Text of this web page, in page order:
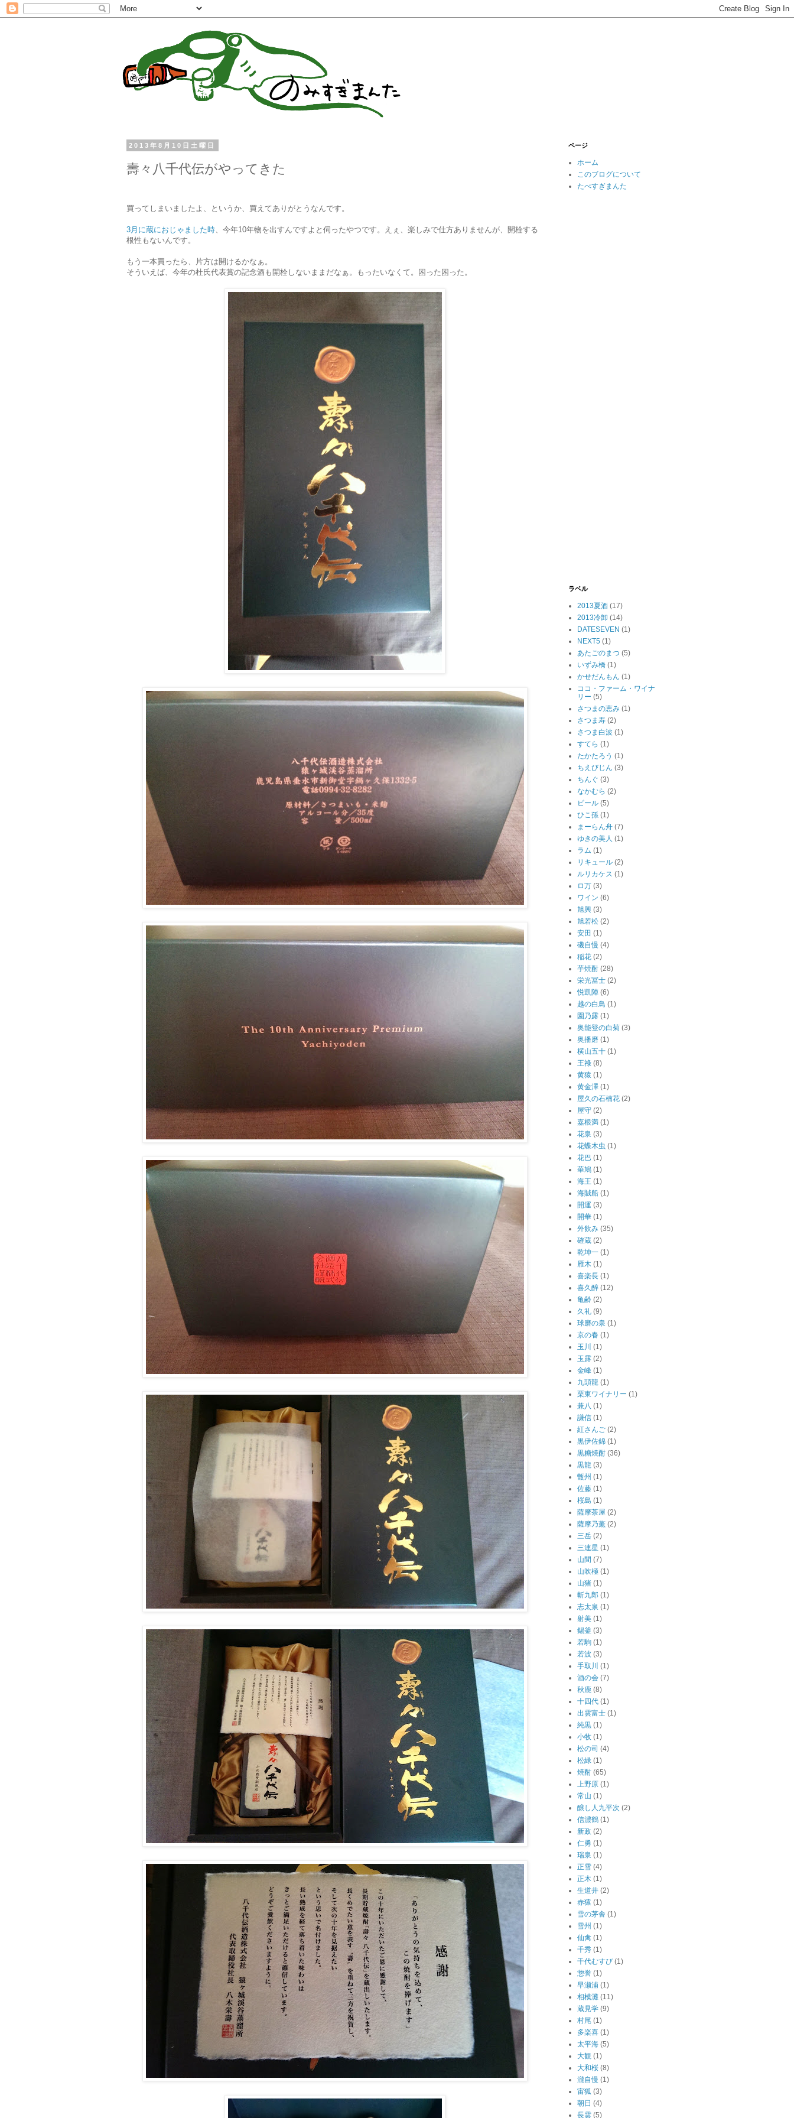
2013年8月10日土曜日
壽々八千代伝がやってきた
買ってしまいましたよ、というか、買えてありがとうなんです。
3月に蔵におじゃました時 、今年10年物を出すんですよと伺ったやつです。えぇ、楽しみで仕方ありませんが、開栓する
根性もないんです。
もう一本買ったら、片方は開けるかなぁ。
そういえば、今年の杜氏代表賞の記念酒も開栓しないままだなぁ。もったいなくて。困った困った。
ページ
ホーム
このブログについて
たべすぎまんた
ラベル
2013夏酒 (17)
2013冷卸 (14)
DATESEVEN (1)
NEXT5 (1)
あたごのまつ (5)
いずみ橋 (1)
かせだんもん (1)
ココ・ファーム・ワイナ
リー (5)
さつまの恵み (1)
さつま寿 (2)
さつま白波 (1)
すてら (1)
たかたろう (1)
ちえびじん (3)
ちんぐ (3)
なかむら (2)
ビール (5)
ひこ孫 (1)
まーらん舟 (7)
ゆきの美人 (1)
ラム (1)
リキュール (2)
ルリカケス (1)
ロ万 (3)
ワイン (6)
旭興 (3)
旭若松 (2)
安田 (1)
磯自慢 (4)
稲花 (2)
芋焼酎 (28)
栄光冨士 (2)
悦凱陣 (6)
越の白鳥 (1)
園乃露 (1)
奥能登の白菊 (3)
奥播磨 (1)
横山五十 (1)
王祿 (8)
黄猿 (1)
黄金澤 (1)
屋久の石楠花 (2)
屋守 (2)
嘉根満 (1)
花泉 (3)
花蝶木虫 (1)
花巴 (1)
華鳩 (1)
海王 (1)
海賊船 (1)
開運 (3)
開華 (1)
外飲み (35)
確蔵 (2)
乾坤一 (1)
雁木 (1)
喜楽長 (1)
喜久醉 (12)
亀齢 (2)
久礼 (9)
球磨の泉 (1)
京の春 (1)
玉川 (1)
玉露 (2)
金峰 (1)
九頭龍 (1)
栗東ワイナリー (1)
兼八 (1)
謙信 (1)
紅さんご (2)
黒伊佐錦 (1)
黒糖焼酎 (36)
黒龍 (3)
甑州 (1)
佐藤 (1)
桜島 (1)
薩摩茶屋 (2)
薩摩乃薫 (2)
三岳 (2)
三連星 (1)
山間 (7)
山吹極 (1)
山猪 (1)
斬九郎 (1)
志太泉 (1)
射美 (1)
錫釜 (3)
若駒 (1)
若波 (3)
手取川 (1)
酒の会 (7)
秋鹿 (8)
十四代 (1)
出雲富士 (1)
純黒 (1)
小牧 (1)
松の司 (4)
松緑 (1)
焼酎 (65)
上野原 (1)
常山 (1)
醸し人九平次 (2)
信濃鶴 (1)
新政 (2)
仁勇 (1)
瑞泉 (1)
正雪 (4)
正木 (1)
生道井 (2)
赤猿 (1)
雪の茅舎 (1)
雪州 (1)
仙禽 (1)
千秀 (1)
千代むすび (1)
惣誉 (1)
早瀬浦 (1)
相模灘 (11)
蔵見学 (9)
村尾 (1)
多楽喜 (1)
太平海 (5)
大観 (1)
大和桜 (8)
瀧自慢 (1)
宙狐 (3)
朝日 (4)
長雲 (5)